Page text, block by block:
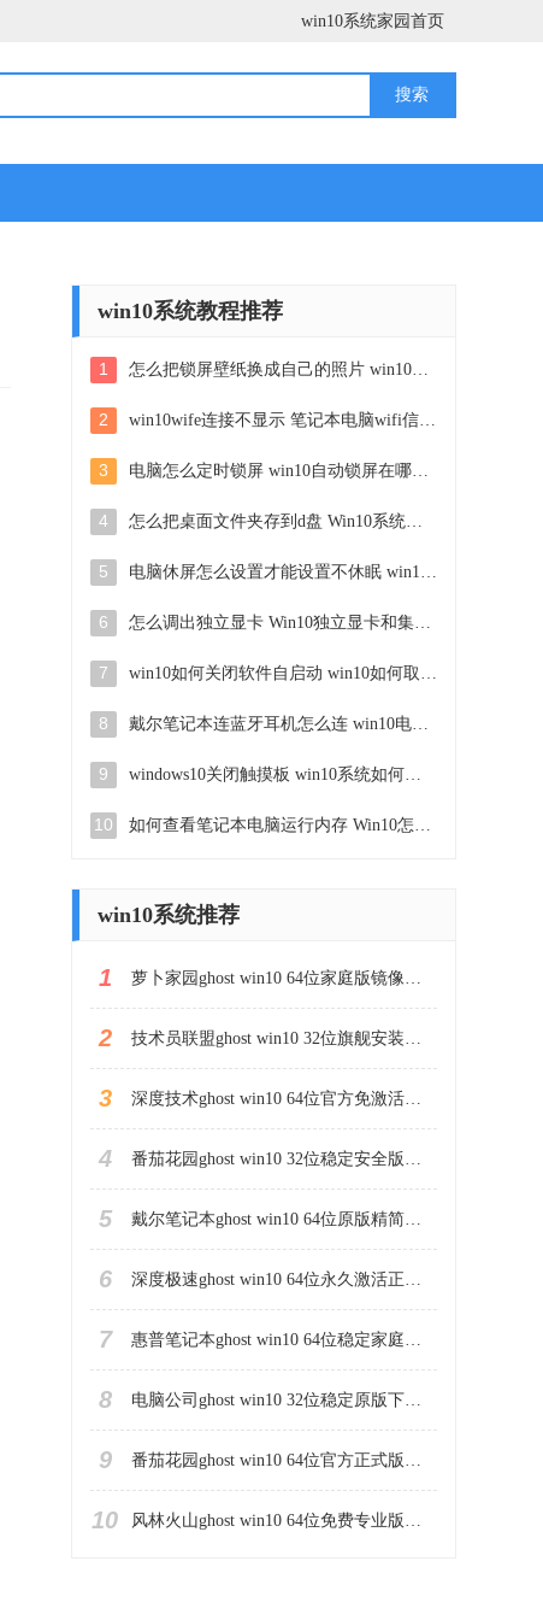
win10系统家园首页
win10系统教程推荐
1 怎么把锁屏壁纸换成自己的照片 win10锁屏壁纸自定义设置步骤
2 win10wife连接不显示 笔记本电脑wifi信号不稳定
3 电脑怎么定时锁屏 win10自动锁屏在哪里设置
4 怎么把桌面文件夹存到d盘 Win10系统如何将桌面文件保存到D盘
5 电脑休屏怎么设置才能设置不休眠 win10怎么取消电脑休眠设置
6 怎么调出独立显卡 Win10独立显卡和集成显卡如何自动切换
7 win10如何关闭软件自启动 win10如何取消自启动程序
8 戴尔笔记本连蓝牙耳机怎么连 win10电脑蓝牙耳机连接教程
9 windows10关闭触摸板 win10系统如何关闭笔记本触摸板
10 如何查看笔记本电脑运行内存 Win10怎么样检查笔记本电脑内存的容量
win10系统推荐
1 萝卜家园ghost win10 64位家庭版镜像下载v2023.04
2 技术员联盟ghost win10 32位旗舰安装版下载v2023.04
3 深度技术ghost win10 64位官方免激活版下载v2023.04
4 番茄花园ghost win10 32位稳定安全版本下载v2023.04
5 戴尔笔记本ghost win10 64位原版精简版下载v2023.04
6 深度极速ghost win10 64位永久激活正式版下载v2023.04
7 惠普笔记本ghost win10 64位稳定家庭版下载v2023.04
8 电脑公司ghost win10 32位稳定原版下载v2023.04
9 番茄花园ghost win10 64位官方正式版下载v2023.04
10 风林火山ghost win10 64位免费专业版下载v2023.04